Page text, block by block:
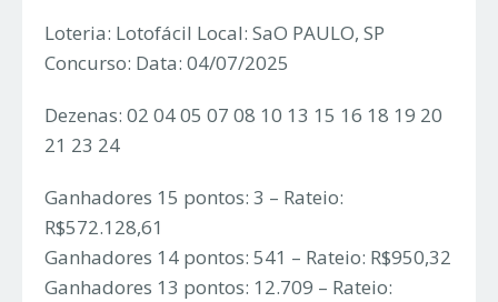
Loteria: Lotofácil Local: SaO PAULO, SP
Concurso: Data: 04/07/2025
Dezenas: 02 04 05 07 08 10 13 15 16 18 19 20
21 23 24
Ganhadores 15 pontos: 3 – Rateio:
R$572.128,61
Ganhadores 14 pontos: 541 – Rateio: R$950,32
Ganhadores 13 pontos: 12.709 – Rateio: